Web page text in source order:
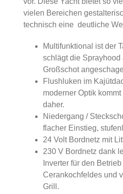
vielen Bereichen
technisch eine deutliche
Multifunktional ist der
schlägt die Sprayhood
Großschot
Flushluken im
moderner Optik
daher.
Niedergang /
flacher Einstieg,
24 Volt Bordnetz mit
230 V Bordnetz dank
Inverter für den
Cerankochfeldes und
Grill.